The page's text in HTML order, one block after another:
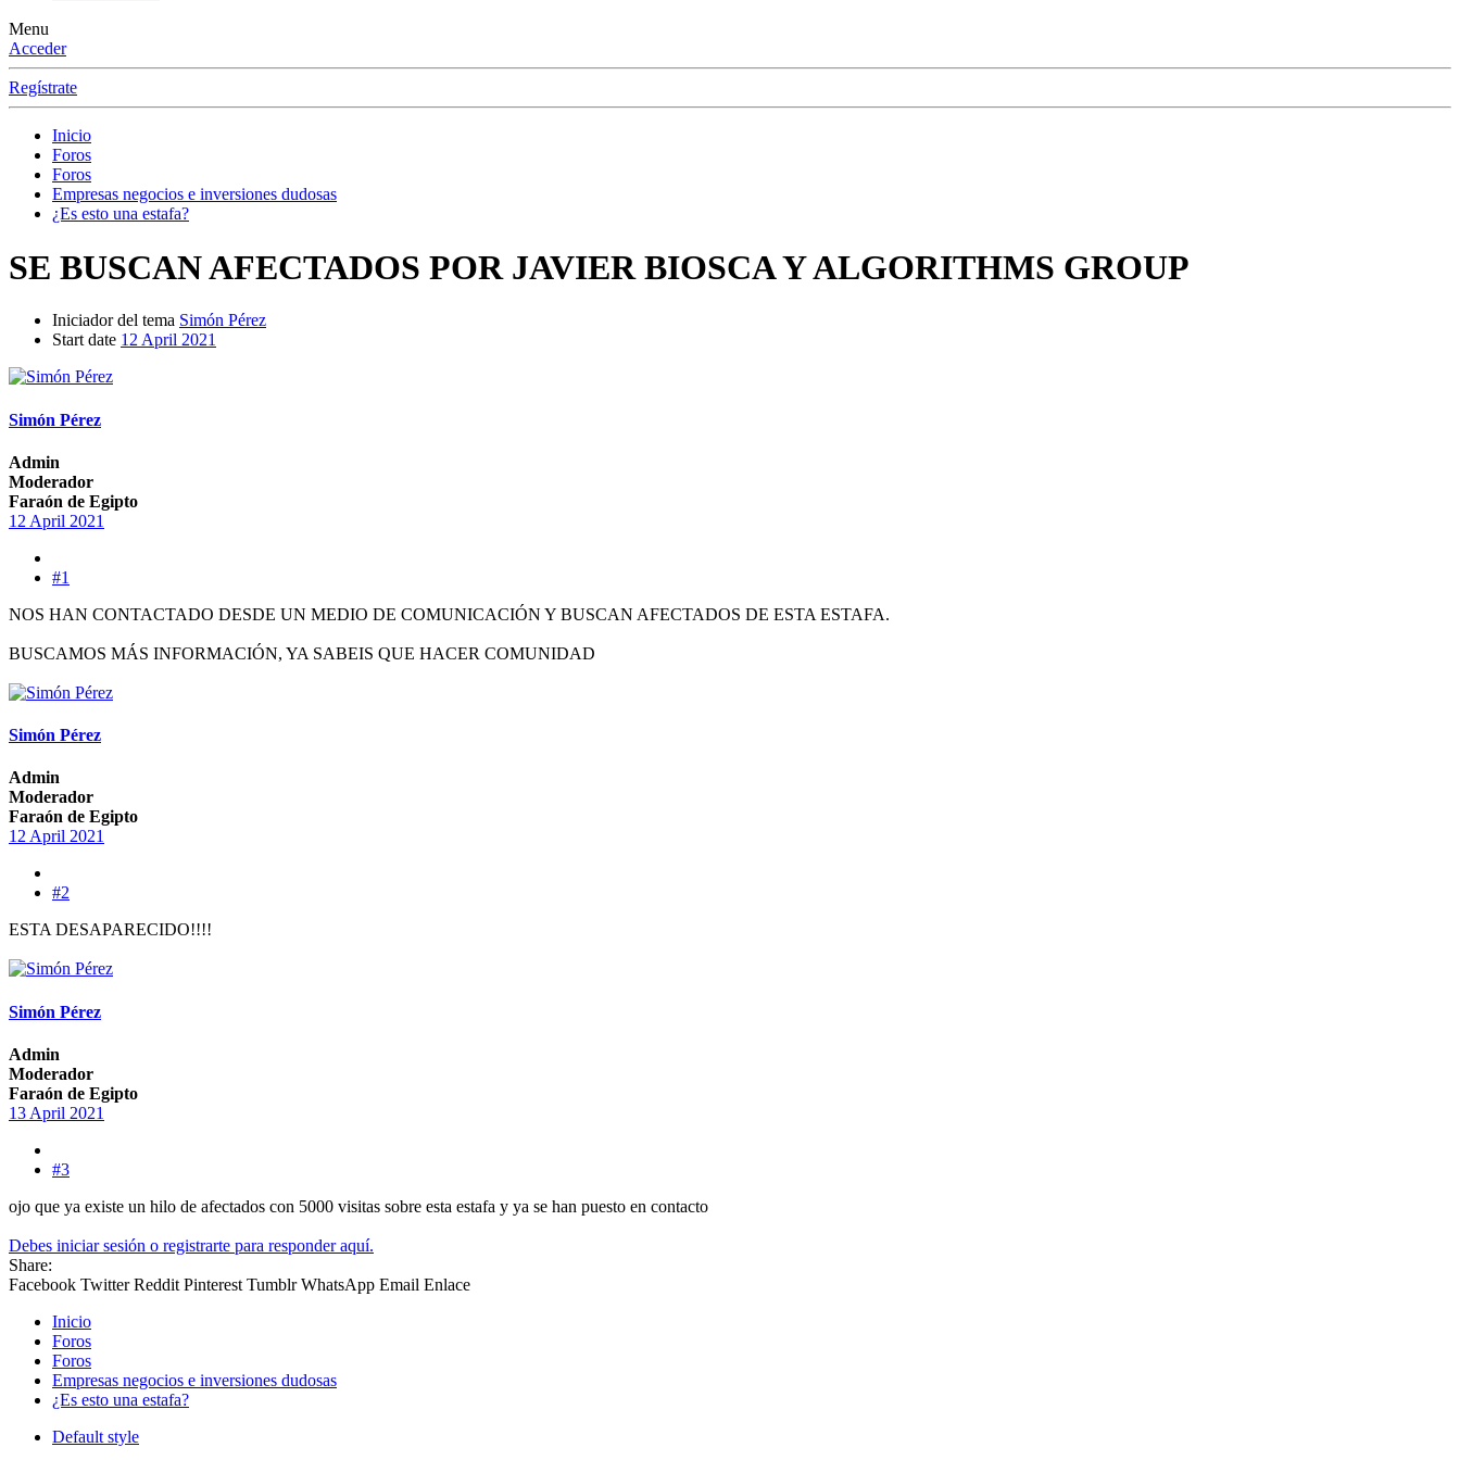
Menu
Acceder
Regístrate
Inicio
Foros
Foros
Empresas negocios e inversiones dudosas
¿Es esto una estafa?
SE BUSCAN AFECTADOS POR JAVIER BIOSCA Y ALGORITHMS GROUP
Iniciador del tema Simón Pérez
Start date 12 April 2021
Simón Pérez
Admin
Moderador
Faraón de Egipto
12 April 2021
#1
NOS HAN CONTACTADO DESDE UN MEDIO DE COMUNICACIÓN Y BUSCAN AFECTADOS DE ESTA ESTAFA.
BUSCAMOS MÁS INFORMACIÓN, YA SABEIS QUE HACER COMUNIDAD
Simón Pérez
Admin
Moderador
Faraón de Egipto
12 April 2021
#2
ESTA DESAPARECIDO!!!!
Simón Pérez
Admin
Moderador
Faraón de Egipto
13 April 2021
#3
ojo que ya existe un hilo de afectados con 5000 visitas sobre esta estafa y ya se han puesto en contacto
Debes iniciar sesión o registrarte para responder aquí.
Share:
Facebook Twitter Reddit Pinterest Tumblr WhatsApp Email Enlace
Inicio
Foros
Foros
Empresas negocios e inversiones dudosas
¿Es esto una estafa?
Default style